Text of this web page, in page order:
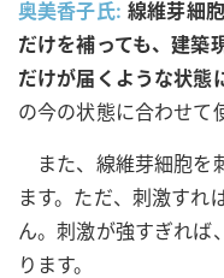
奥美香子氏: 線維芽細
だけを補っても、建築
だけが届くような状態
の今の状態に合わせて
また、線維芽細胞を
ます。ただ、刺激すれ
ん。刺激が強すぎれば
ります。